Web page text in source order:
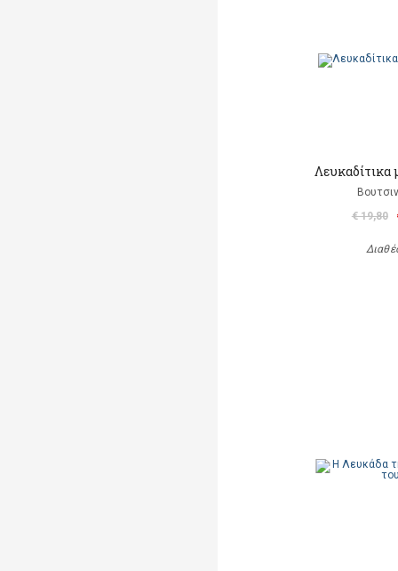
Λευκαδίτικα
€ 19,80